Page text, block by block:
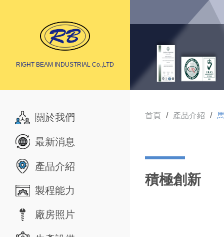
RIGHT BEAM INDUSTRIAL Co.,LTD
關於我們
最新消息
產品介紹
製程能力
廠房照片
首頁 產品介紹
積極創新